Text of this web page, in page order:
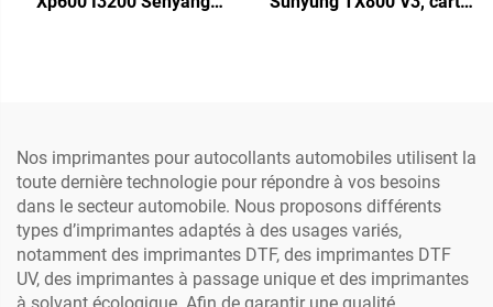
Nos imprimantes pour autocollants automobiles utilisent la
toute dernière technologie pour répondre à vos besoins
dans le secteur automobile. Nous proposons différents
types d’imprimantes adaptés à des usages variés,
notamment des imprimantes DTF, des imprimantes DTF
UV, des imprimantes à passage unique et des imprimantes
à solvant écologique. Afin de garantir une qualité